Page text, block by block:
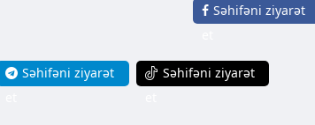
Səhifəni ziyarət
Səhifəni ziyarət
Səhifəni ziyarət